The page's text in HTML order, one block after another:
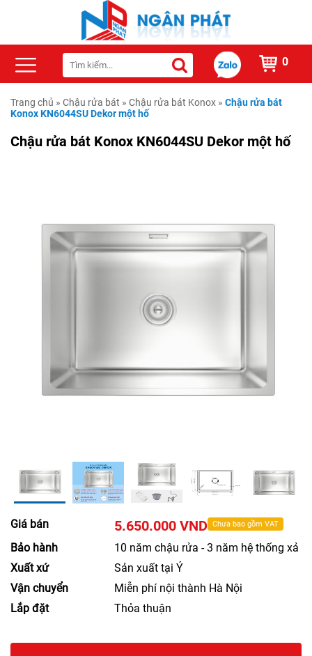
0
Trang chủ » Chậu rửa bát » Chậu rửa bát Konox » Chậu rửa bát
Konox KN6044SU Dekor một hố
Chậu rửa bát Konox KN6044SU Dekor một hố
Giá bán 5.650.000 VND Chưa bao gồm VAT
Bảo hành
10 năm chậu rửa - 3 năm hệ thống xả
Xuất xứ
Sản xuất tại Ý
Vận chuyển
Miễn phí nội thành Hà Nội
Lắp đặt
Thỏa thuận